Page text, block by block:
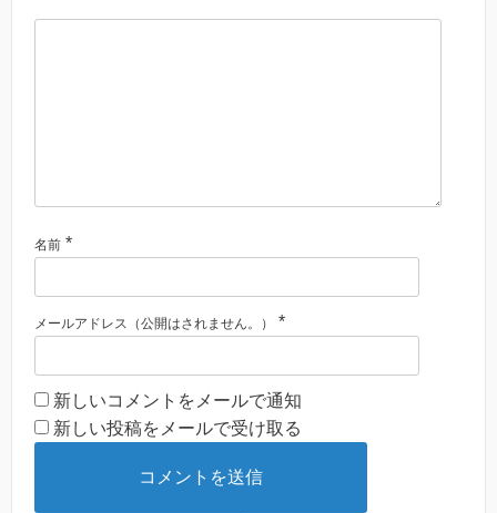
名前 *
メールアドレス（公開はされません。） *
新しいコメントをメールで通知
新しい投稿をメールで受け取る